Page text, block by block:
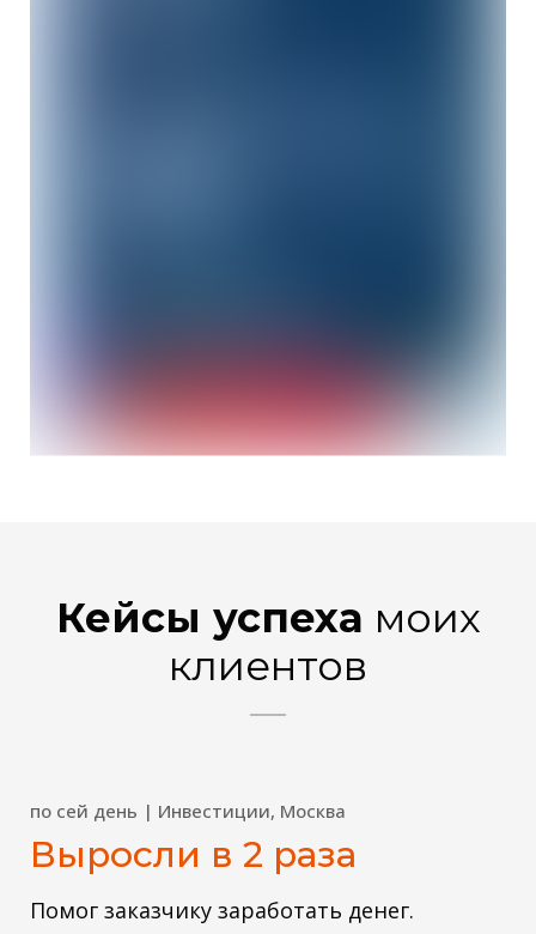
Кейсы успеха моих
клиентов
по сей день | Инвестиции, Москва
Выросли в 2 раза
Помог заказчику заработать денег.